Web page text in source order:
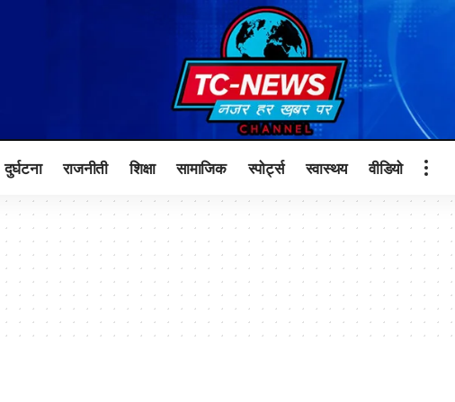
दुर्घटना राजनीती शिक्षा सामाजिक स्पोर्ट्स स्वास्थय वीडियो